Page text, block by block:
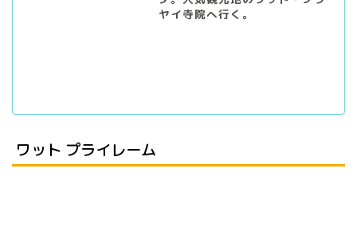
ヤイ寺院へ行く。
ワット プライレーム